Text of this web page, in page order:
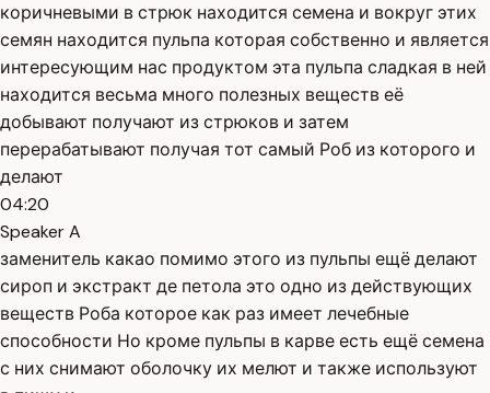
коричневыми в стрюк находится семена и вокруг этих
семян находится пульпа которая собственно и является
интересующим нас продуктом эта пульпа сладкая в ней
находится весьма много полезных веществ её
добывают получают из стрюков и затем
перерабатывают получая тот самый Роб из которого и
делают
04:20
Speaker A
заменитель какао помимо этого из пульпы ещё делают
сироп и экстракт де петола это одно из действующих
веществ Роба которое как раз имеет лечебные
способности Но кроме пульпы в карве есть ещё семена
с них снимают оболочку их мелют и также используют